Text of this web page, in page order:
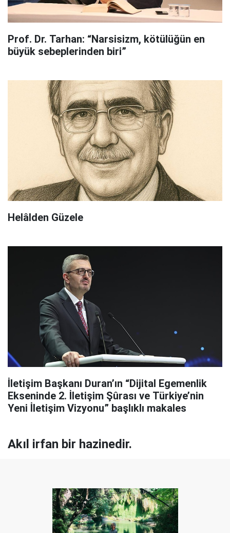
Prof. Dr. Tarhan: “Narsisizm, kötülüğün en
büyük sebeplerinden biri”
Helâlden Güzele
İletişim Başkanı Duran’ın “Dijital Egemenlik
Ekseninde 2. İletişim Şûrası ve Türkiye’nin
Yeni İletişim Vizyonu” başlıklı makales
Akıl irfan bir hazinedir.